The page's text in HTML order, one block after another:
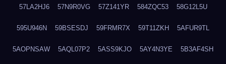
57LA2HJ6 57N9R0VG 57Z141YR 584ZQC53 58G12L5U
595U946N 59BSESDJ 59FRMR7X 59T11ZKH 5AFUR9TL
5AOPNSAW 5AQL07P2 5ASS9KJO 5AY4N3YE 5B3AF4SH